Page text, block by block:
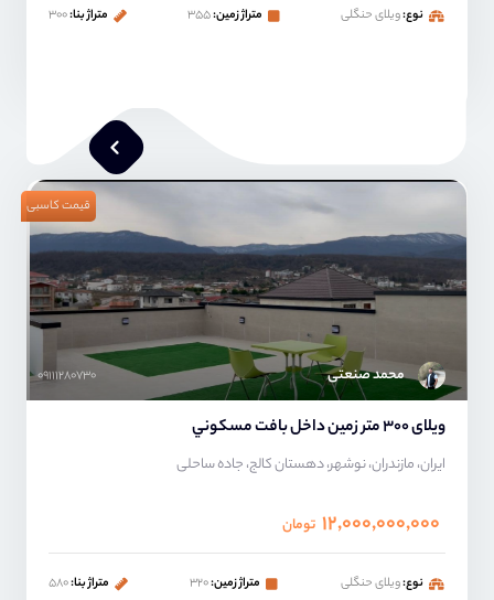
نوع:ویلای حنگلی متراژ زمین:۳۵۵ متراژ بنا:۳۰۰
قیمت کاسبی
محمد صنعتی ۰۹۱۱۱۲۸۰۷۳۰
ویلای ٣٠٠ متر زمين داخل بافت مسكوني
ایران، مازندران، نوشهر، دهستان کالج، جاده ساحلی
۱۲,۰۰۰,۰۰۰,۰۰۰ تومان
نوع:ویلای حنگلی متراژ زمین:۳۲۰ متراژ بنا:۵۸۰